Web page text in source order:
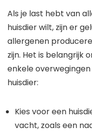
Als je last hebt van
huisdier wilt, zijn er
allergenen
zijn. Het is belangrijk
enkele
huisdier:
Kies voor een
vacht, zoals een